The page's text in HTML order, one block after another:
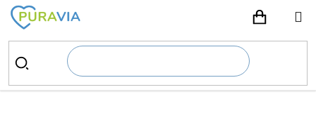
Přejít
obsah